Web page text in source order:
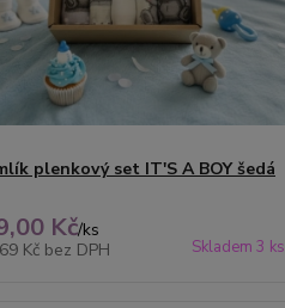
plenkový set IT'S A BOY šedá
Kč/ks
Kč bez DPH Skladem 3 ks